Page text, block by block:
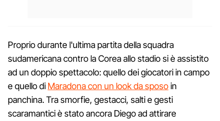
Proprio durante l'ultima partita della squadra
sudamericana contro la Corea allo stadio si è assistito
ad un doppio spettacolo: quello dei giocatori in campo
e quello di Maradona con un look da sposoin
panchina. Tra smorfie, gestacci, salti e gesti
scaramantici è stato ancora Diego ad attirare